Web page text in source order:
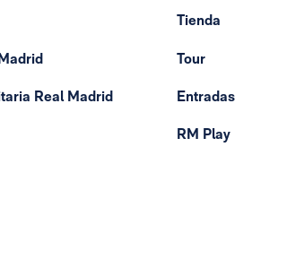
Real Madrid
Tienda
Tour
Entradas
RM Play